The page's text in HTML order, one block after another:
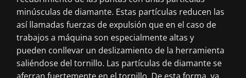
minúsculas de diamante. Estas partículas reducen las
así llamadas fuerzas de expulsión que en el caso de
trabajos a máquina son especialmente altas y
pueden conllevar un deslizamiento de la herramienta
saliéndose del tornillo. Las partículas de diamante se